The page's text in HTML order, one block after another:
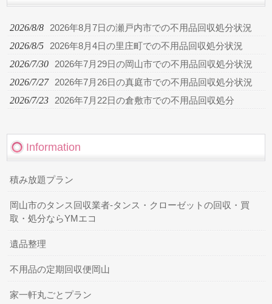
2026/8/8 2026年8月7日の瀬戸内市での不用品回収処分状況
2026/8/5 2026年8月4日の里庄町での不用品回収処分状況
2026/7/30 2026年7月29日の岡山市での不用品回収処分状況
2026/7/27 2026年7月26日の真庭市での不用品回収処分状況
2026/7/23 2026年7月22日の倉敷市での不用品回収処分
Information
積み放題プラン
岡山市のタンス回収業者-タンス・クローゼットの回収・買
取・処分ならYMエコ
遺品整理
不用品の定期回収便岡山
家一軒丸ごとプラン